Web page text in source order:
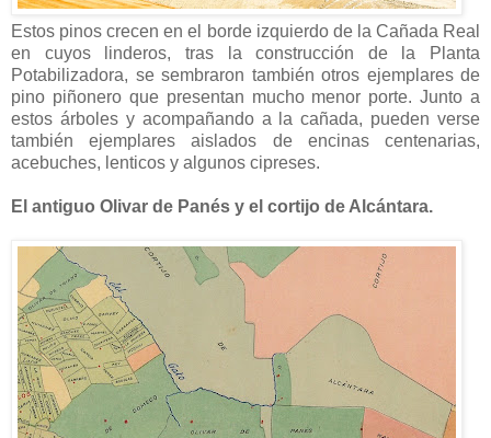
Estos pinos crecen en el borde izquierdo de la Cañada Real
en cuyos linderos, tras la construcción de la Planta
Potabilizadora, se sembraron también otros ejemplares de
pino piñonero que presentan mucho menor porte. Junto a
estos árboles y acompañando a la cañada, pueden verse
también ejemplares aislados de encinas centenarias,
acebuches, lenticos y algunos cipreses.
El antiguo Olivar de Panés y el cortijo de Alcántara.